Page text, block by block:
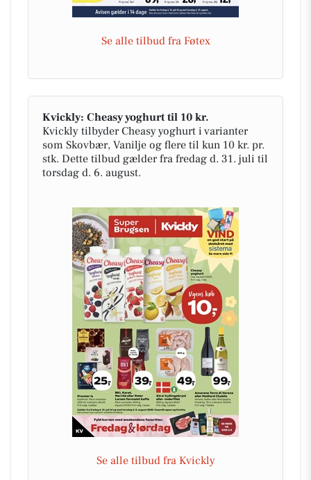
Se alle tilbud fra Føtex
Kvickly: Cheasy yoghurt til 10 kr.
Kvickly tilbyder Cheasy yoghurt i varianter
som Skovbær, Vanilje og flere til kun 10 kr. pr.
stk. Dette tilbud gælder fra fredag d. 31. juli til
torsdag d. 6. august.
Se alle tilbud fra Kvickly